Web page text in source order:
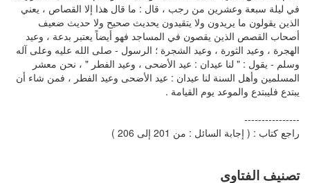
في ليلة سبعة وعشرين من رجب ، قال : ما قال هذا إلا القصاص ، يعني
الذين يقولون ما يريدون ولا يتقيدون يحديث صحيح ولا حديث ضعيف
أصحاب القصص الذين يقصون في المساجد فهو أيضاً يعتبر بدعة ، وعيد
الهجرة ، وعيد الثورة ، وعيد الشجرة ؛ الرسول - صلى الله عليه وعلى آله
وسلم - يقول : " لنا عيدان : عيد الأضحى ، وعيد الفطر " ، نحن معشر
المسلمين وأهل السنة لنا عيدان : عيد الأضحى وعيد الفطر ، فمن شاء أن
يبتدع فليبتدع والموعد يوم القيامة .
----------------
راجع كتاب : ( إجابة السائل : من 201 إلى 206 )
تصنيف الفتاوى